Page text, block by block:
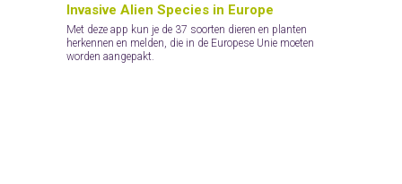
Invasive Alien Species in Europe
Met deze app kun je de 37 soorten dieren en planten
herkennen en melden, die in de Europese Unie moeten
worden aangepakt.